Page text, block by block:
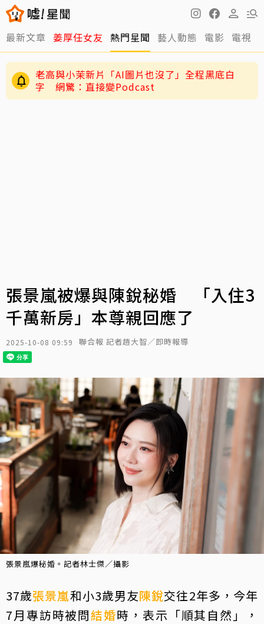
最新文章 姜厚任女友 熱門星聞 藝人動態 電影 電視
快訊／方志友、楊銘威離婚了！結束12年婚「無
法再做情人永遠是家人」
張景嵐被爆與陳銳秘婚 「入住3
千萬新房」本尊親回應了
2025-10-08 09:59 聯合報 記者趙大智／即時報導
張景嵐爆秘婚。記者林士傑／攝影
37歲張景嵐和小3歲男友陳銳交往2年多，今年
7月專訪時被問結婚時，表示「順其自然」，